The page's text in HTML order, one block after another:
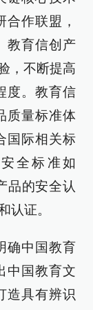
作联盟，
教育信创产
，不断提高
度。教育信
质量标准体
国际相关标
全标准如
品的安全认
认证。
确中国教育
中国教育文
造具有辨识